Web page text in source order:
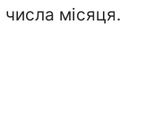
місяця.